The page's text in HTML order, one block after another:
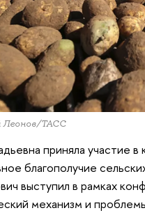
Леонов/ТАСС
приняла участие
благополучие
выступил в рамках
механизм и